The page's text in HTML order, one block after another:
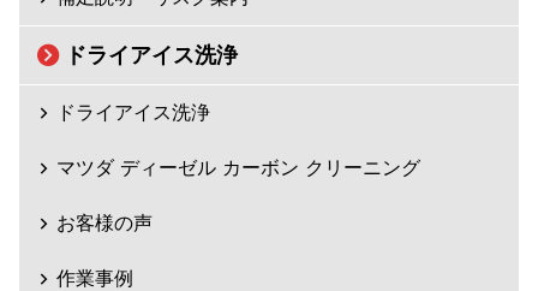
ドライアイス洗浄
ドライアイス洗浄
マツダ ディーゼル カーボン クリーニング
お客様の声
作業事例